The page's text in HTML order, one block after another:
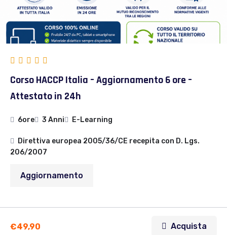
Corso HACCP Italia – Aggiornamento 6 ore –
Attestato in 24h
6ore 3 Anni E-Learning
Direttiva europea 2005/36/CE recepita con D. Lgs.
206/2007
Aggiornamento
€49,90 Acquista